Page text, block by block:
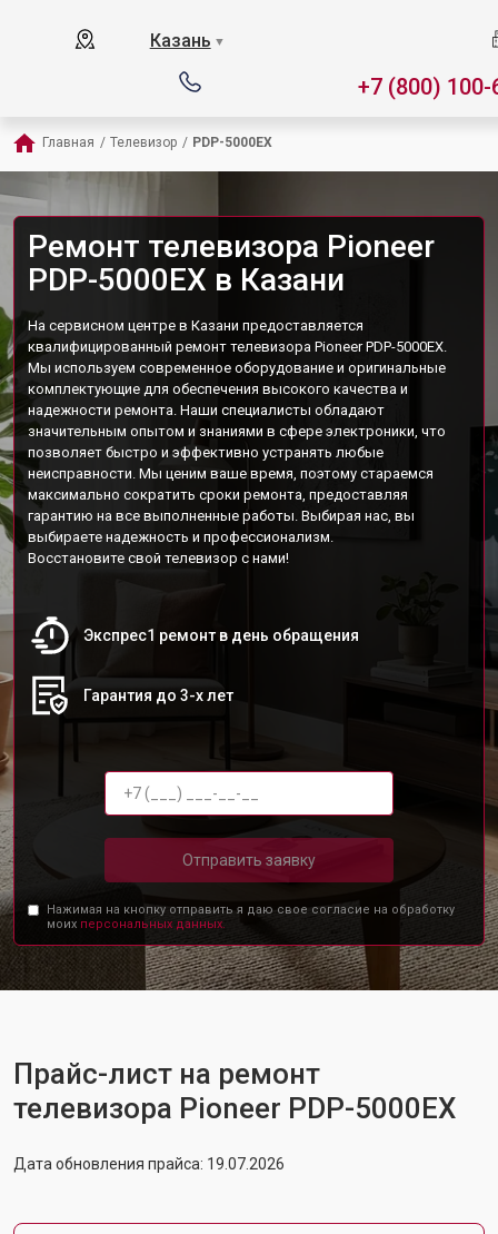
Казань ▼
+7 (800) 100-
Главная / Телевизор / PDP-5000EX
Ремонт телевизора Pioneer
PDP-5000EX в Казани
На сервисном центре в Казани предоставляется
квалифицированный ремонт телевизора Pioneer PDP-5000EX.
Мы используем современное оборудование и оригинальные
комплектующие для обеспечения высокого качества и
надежности ремонта. Наши специалисты обладают
значительным опытом и знаниями в сфере электроники, что
позволяет быстро и эффективно устранять любые
неисправности. Мы ценим ваше время, поэтому стараемся
максимально сократить сроки ремонта, предоставляя
гарантию на все выполненные работы. Выбирая нас, вы
выбираете надежность и профессионализм.
Восстановите свой телевизор с нами!
Экспрес1 ремонт в день обращения
Гарантия до 3-х лет
Отправить заявку
Нажимая на кнопку отправить я даю свое согласие на обработку
моих персональных данных.
Прайс-лист на ремонт
телевизора Pioneer PDP-5000EX
Дата обновления прайса: 19.07.2026